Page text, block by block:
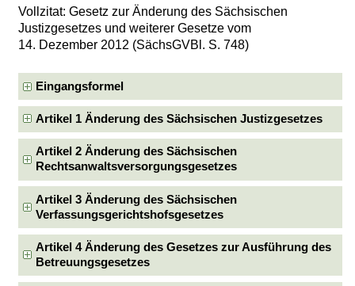
Vollzitat: Gesetz zur Änderung des Sächsischen
Justizgesetzes und weiterer Gesetze vom
14. Dezember 2012 (SächsGVBl. S. 748)
Eingangsformel
Artikel 1 Änderung des Sächsischen Justizgesetzes
Artikel 2 Änderung des Sächsischen
Rechtsanwaltsversorgungsgesetzes
Artikel 3 Änderung des Sächsischen
Verfassungsgerichtshofsgesetzes
Artikel 4 Änderung des Gesetzes zur Ausführung des
Betreuungsgesetzes